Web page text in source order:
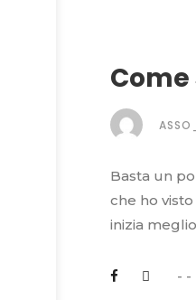
Basta un
che ho
inizia meglio